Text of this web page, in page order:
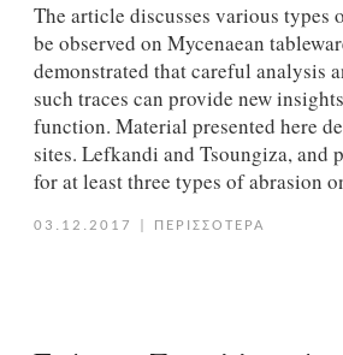
The article discusses various types
be observed on Mycenaean
demonstrated that careful analysis
such traces can provide new
function. Material presented here
sites. Lefkandi and Tsoungiza, and
for at least three types of abrasion
03.12.2017 ΠΕΡΙΣΣΟΤΕΡΑ